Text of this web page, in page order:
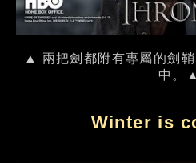
▲ 兩把劍都附有專屬的劍
中。▲
Winter is